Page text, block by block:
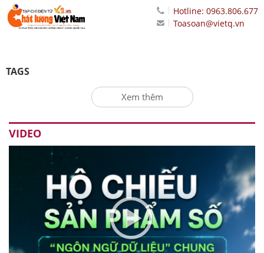
Hotline: 0963.806.677
Toasoan@vietq.vn
TAGS
Xem thêm
VIDEO